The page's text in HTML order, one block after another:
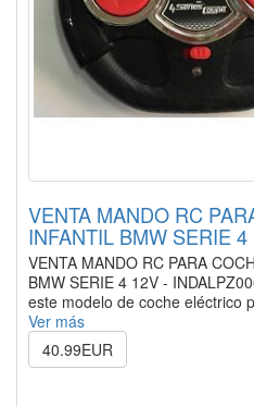
VENTA MANDO RC
INFANTIL BMW SERIE
VENTA MANDO RC PARA
BMW SERIE 4 12V -
este modelo de coche
Ver más
40.99EUR